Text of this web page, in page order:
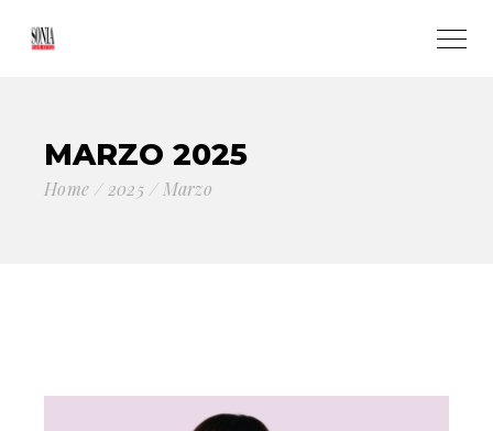
MARZO 2025
Home 2025 Marzo